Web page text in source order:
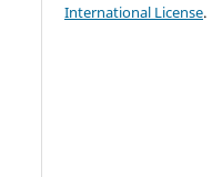
International License.